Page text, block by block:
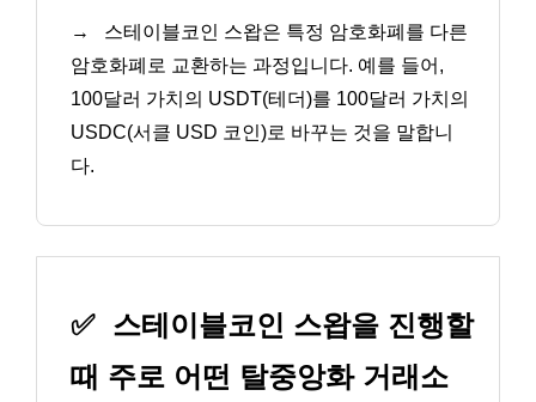
→
스테이블코인 스왑은 특정 암호화폐를 다른
암호화폐로 교환하는 과정입니다. 예를 들어,
100달러 가치의 USDT(테더)를 100달러 가치의
USDC(서클 USD 코인)로 바꾸는 것을 말합니
다.
✅ 스테이블코인 스왑을 진행할
때 주로 어떤 탈중앙화 거래소